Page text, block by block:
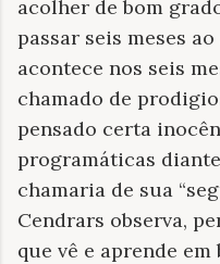
acolher de bom
passar seis meses
acontece nos seis
chamado de
pensado certa
programáticas
chamaria de sua
Cendrars observa,
que vê e aprende